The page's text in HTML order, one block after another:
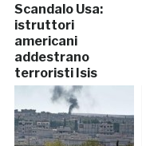
Scandalo Usa:
istruttori
americani
addestrano
terroristi Isis